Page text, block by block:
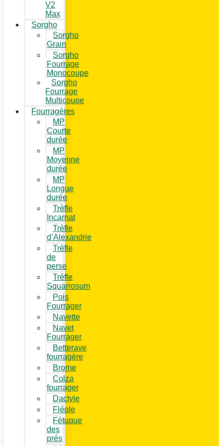
V2
Max
Sorgho
Sorgho
Grain
Sorgho
Fourrage
Monocoupe
Sorgho
Fourrage
Multicoupe
Fourragères
MP
Courte
durée
MP
Moyenne
durée
MP
Longue
durée
Trèfle
Incarnat
Trèfle
d’Alexandrie
Trèfle
de
perse
Trèfle
Squarrosum
Pois
Fourrager
Navette
Navet
Fourrager
Betterave
fourragère
Brome
Colza
fourrager
Dactyle
Fléole
Fétuque
des
prés